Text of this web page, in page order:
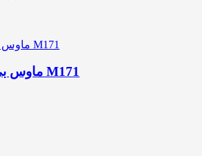
ماوس بی سیم لاجیتک مدل M171